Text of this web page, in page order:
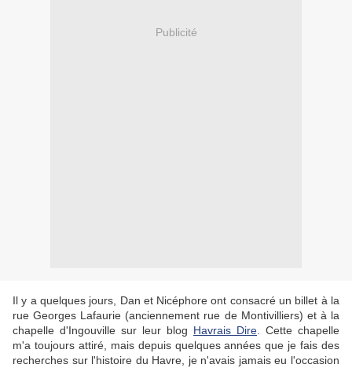
Publicité
Il y a quelques jours, Dan et Nicéphore ont consacré un billet à la
rue Georges Lafaurie (anciennement rue de Montivilliers) et à la
chapelle d'Ingouville sur leur blog Havrais Dire . Cette chapelle
m'a toujours attiré, mais depuis quelques années que je fais des
recherches sur l'histoire du Havre, je n'avais jamais eu l'occasion